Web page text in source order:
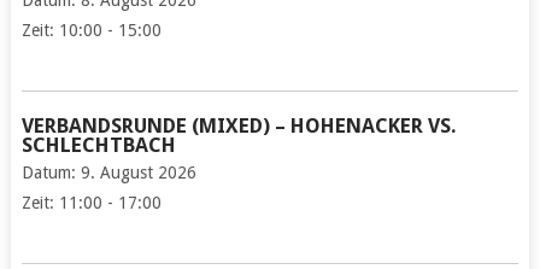
Zeit: 10:00 - 15:00
VERBANDSRUNDE (MIXED) – HOHENACKER VS.
SCHLECHTBACH
Datum: 9. August 2026
Zeit: 11:00 - 17:00